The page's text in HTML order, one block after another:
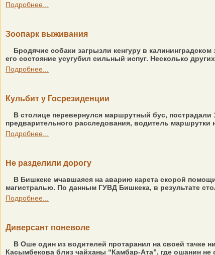
Подробнее...
Зоопарк выживания
Бродячие собаки загрызли кенгуру в
его состояние усугубил сильный испуг. Несколько
Подробнее...
Кульбит у Госрезиденции
В столице перевернулся маршрутный бус, пострадали
предварительного расследования, водитель
Подробнее...
Не разделили дорогу
В Бишкеке мчавшаяся на аварию карета скорой
магистралью. По данным ГУВД Бишкека, в результате
Подробнее...
Диверсант поневоле
В Оше один из водителей протаранил на своей тачке
Касымбекова близ чайханы “Камбар-Ата”, где ошанин